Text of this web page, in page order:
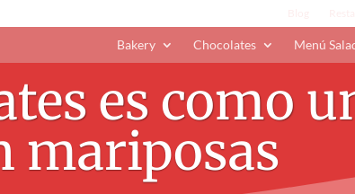
Bakery Chocolates Menú
es como
mariposas